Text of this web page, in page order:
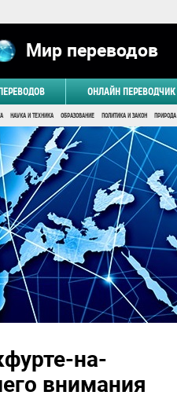
Мир переводов
ОНЛАЙН ПЕРЕВОДЧИК
НАУКА И ТЕХНИКА ОБРАЗОВАНИЕ ПОЛИТИКА И ЗАКОН ПРИРОДА
на-
внимания